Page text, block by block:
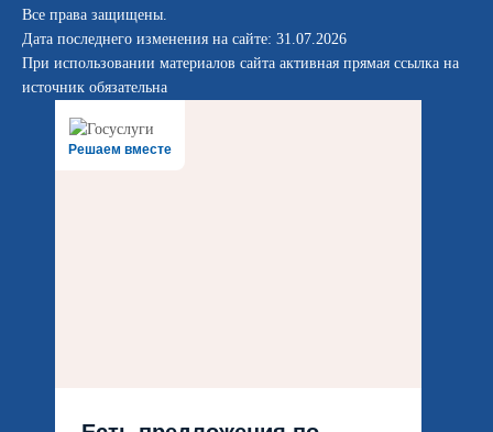
Все права защищены.
Дата последнего изменения на сайте: 31.07.2026
При использовании материалов сайта активная прямая ссылка на
источник обязательна
Решаем вместе